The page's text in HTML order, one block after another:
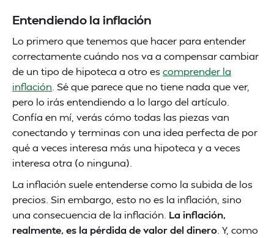
Entendiendo la inflación
Lo primero que tenemos que hacer para entender
correctamente cuándo nos va a compensar cambiar
de un tipo de hipoteca a otro escomprender la
inflación . Sé que parece que no tiene nada que ver,
pero lo irás entendiendo a lo largo del artículo.
Confía en mí, verás cómo todas las piezas van
conectando y terminas con una idea perfecta de por
qué a veces interesa más una hipoteca y a veces
interesa otra (o ninguna).
La inflación suele entenderse como la subida de los
precios. Sin embargo, esto no es la inflación, sino
una consecuencia de la inflación. La inflación,
realmente, es la pérdida de valor del dinero . Y, como